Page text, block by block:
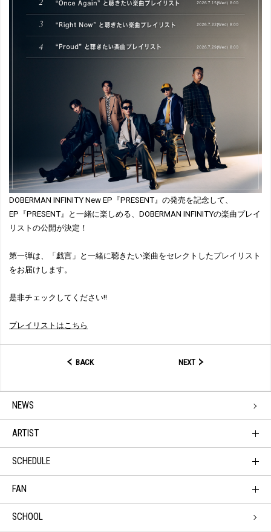
DOBERMAN INFINITY New EP『PRESENT』の発売を記念して、
EP『PRESENT』と一緒に楽しめる、DOBERMAN INFINITYの楽曲プレイ
リストの公開が決定！
第一弾は、「戯言」と一緒に聴きたい楽曲をセレクトしたプレイリスト
をお届けします。
是非チェックしてください!!
プレイリストはこちら
BACK NEXT
NEWS
ARTIST
SCHEDULE
FAN
SCHOOL